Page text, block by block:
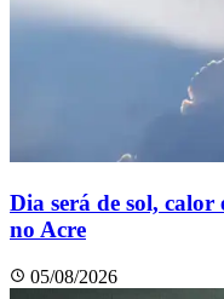
Dia será de sol, calor
no Acre
05/08/2026